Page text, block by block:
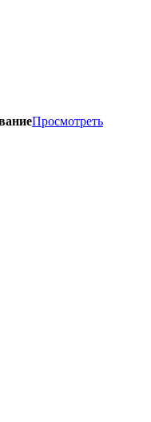
Просмотреть